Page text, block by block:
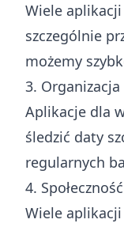
Wiele
szczególnie
możemy
3.
Aplikacje dla
śledzić daty
regularnych
4.
Wiele